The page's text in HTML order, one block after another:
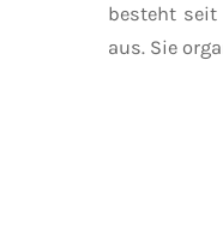
besteht seit
aus. Sie